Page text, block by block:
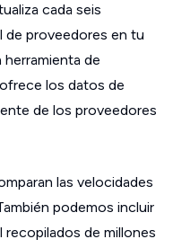
cada seis
de proveedores en tu
de
los datos de
de los proveedores
las velocidades
podemos incluir
recopilados de millones